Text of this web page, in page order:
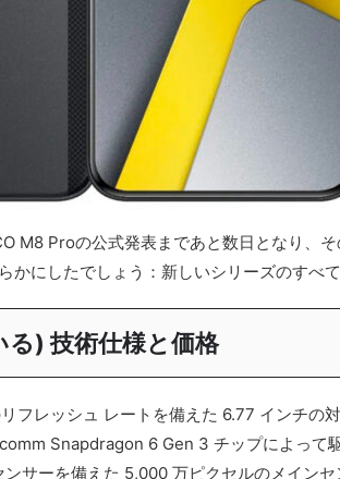
M8 Proの公式発表まであと数日となり、
にしたでしょう：新しいシリーズのすべ
) 技術仕様と価格
フレッシュ レートを備えた 6.77 インチの
Snapdragon 6 Gen 3 チップによって
サーを備えた 5,000 万ピクセルのメイン